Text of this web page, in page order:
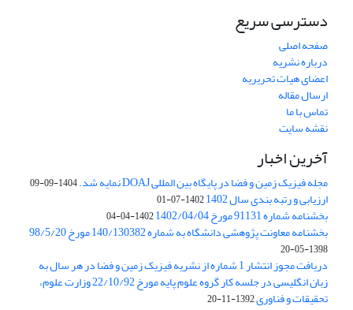
دسترسی سریع
صفحه اصلی
درباره نشریه
اعضای هیات تحریریه
ارسال مقاله
تماس با ما
نقشه سایت
آخرین اخبار
مجله فیزیک زمین و فضا در پایگاه بین المللی DOAJ نمایه شد. 1404-09-09
ارزیابی و رتبه بندی سال 1402 1402-07-01
بخشنامه شماره 91131 مورخ 1402/04/04 1402-04-04
بخشنامه معاونت پژوهشی دانشگاه به شماره 140/130382 مورخ 98/5/20
1398-05-20
دریافت مجوز انتشار 1 شماره از نشریه فیزیک زمین و فضا در هر سال به
زبان انگلیسی در جلسه کار گروه علوم پایه مورخ 22/10/92 وزارت علوم،
تحقیقات و فناوری1392-11-20